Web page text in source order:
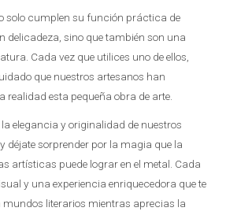
solo cumplen su función práctica de
delicadeza, sino que también son una
Cada vez que utilices uno de ellos,
que nuestros artesanos han
realidad esta pequeña obra de arte.
elegancia y originalidad de nuestros
déjate sorprender por la magia que la
artísticas puede lograr en el metal. Cada
y una experiencia enriquecedora que te
mundos literarios mientras aprecias la